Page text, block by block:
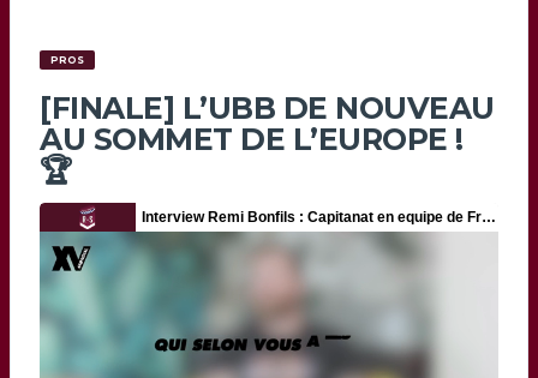
PROS
[FINALE] L’UBB DE NOUVEAU
AU SOMMET DE L’EUROPE !
🏆